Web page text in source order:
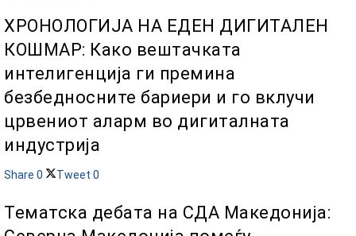
ХРОНОЛОГИЈА НА ЕДЕН ДИГИТАЛЕН
КОШМАР: Како вештачката
интелигенција ги премина
безбедносните бариери и го вклучи
црвениот аларм во дигиталната
индустрија
Share 0 Tweet 0
Тематска дебата на СДА Македонија: